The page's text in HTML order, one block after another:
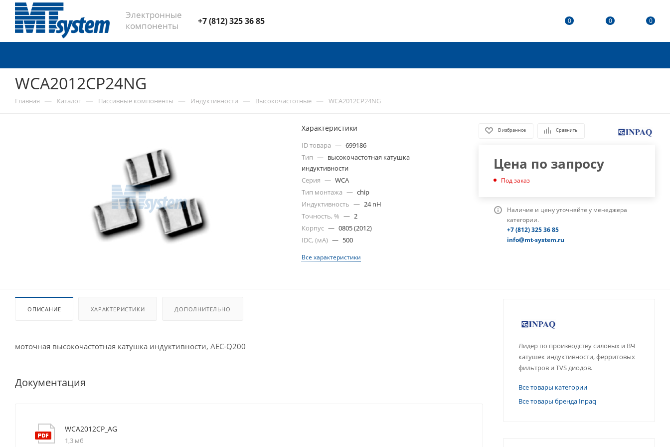
Электронные
компоненты
+7 (812) 325 36 85 0 0 0
WCA2012CP24NG
Главная — Каталог — Пассивные компоненты — Индуктивности — Высокочастотные — WCA2012CP24NG
Характеристики
ID товара — 699186
Тип — высокочастотная катушка
индуктивности
Серия — WCA
Тип монтажа — chip
Индуктивность — 24 nH
Точность, % — 2
Корпус — 0805 (2012)
IDC, (мА) — 500
Все характеристики
В избранное Сравнить
Цена по запросу
Под заказ
Наличие и цену уточняйте у менеджера
категории.
+7 (812) 325 36 85
info@mt-system.ru
ОПИСАНИЕ ХАРАКТЕРИСТИКИ ДОПОЛНИТЕЛЬНО
моточная высокочастотная катушка индуктивности, AEC-Q200
Документация
WCA2012CP_AG
1,3 мб
Лидер по производству силовых и ВЧ
катушек индуктивности, ферритовых
фильтров и TVS диодов.
Все товары категории
Все товары бренда Inpaq